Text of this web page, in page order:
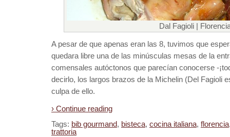
Dal Fagioli |
A pesar de que apenas eran las 8, tuvimos que
quedara libre una de las minúsculas mesas de la
comensales autóctonos que parecían conocerse -
decirlo, los largos brazos de la Michelin (Del Fagioli
culpa de ello.
› Continue reading
Tags: bib gourmand, bisteca, cocina italiana, florencia
trattoria